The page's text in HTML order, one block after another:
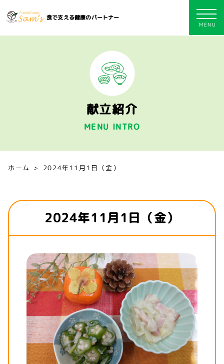
食で支える健康のパートナー
献立紹介
MENU INTRO
ホーム 2024年11月1日（金）
2024年11月1日（金）